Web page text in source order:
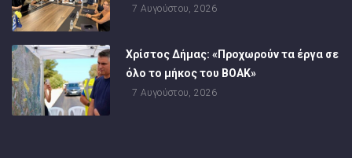
7 Αυγούστου, 2026
Χρίστος Δήμας: «Προχωρούν τα έργα σε
όλο το μήκος του ΒΟΑΚ»
7 Αυγούστου, 2026